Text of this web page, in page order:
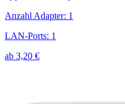
Anzahl Adapter: 1
LAN-Ports: 1
ab 3,20 €